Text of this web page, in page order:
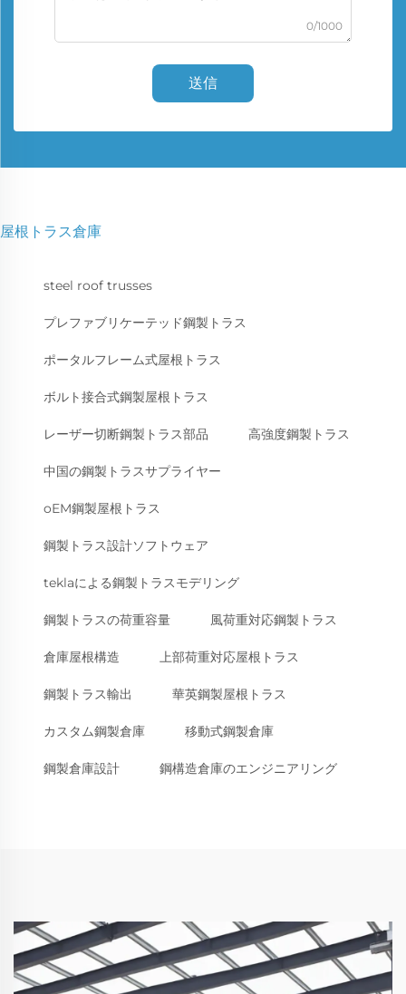
0/1000
送信
屋根トラス倉庫
steel roof trusses
プレファブリケーテッド鋼製トラス
ポータルフレーム式屋根トラス
ボルト接合式鋼製屋根トラス
レーザー切断鋼製トラス部品 高強度鋼製トラス
中国の鋼製トラスサプライヤー
oEM鋼製屋根トラス
鋼製トラス設計ソフトウェア
teklaによる鋼製トラスモデリング
鋼製トラスの荷重容量 風荷重対応鋼製トラス
倉庫屋根構造 上部荷重対応屋根トラス
鋼製トラス輸出 華英鋼製屋根トラス
カスタム鋼製倉庫 移動式鋼製倉庫
鋼製倉庫設計 鋼構造倉庫のエンジニアリング